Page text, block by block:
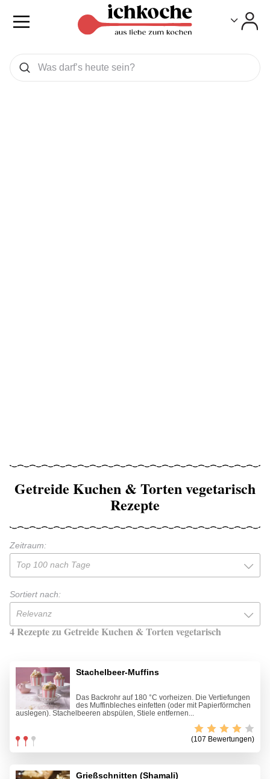
Was wollen Sie suchen
Suchen
Getreide Kuchen & Torten vegetarisch
Rezepte
Zeitraum:
Top 100 nach Tage
Sortiert nach:
Relevanz
4 Rezepte zu Getreide Kuchen & Torten vegetarisch
Stachelbeer-Muffins
Das Backrohr auf 180 °C vorheizen. Die Vertiefungen
des Muffinbleches einfetten (oder mit Papierförmchen
auslegen). Stachelbeeren abspülen, Stiele entfernen...
(107 Bewertungen)
Grießschnitten (Shamali)